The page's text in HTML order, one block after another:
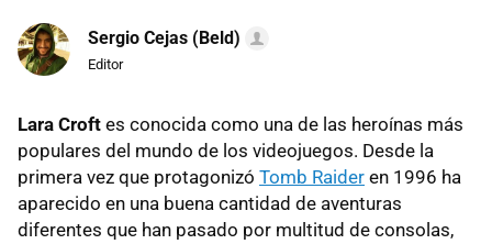
Sergio Cejas (Beld)
Editor
Lara Croft es conocida como una de las heroínas más
populares del mundo de los videojuegos. Desde la
primera vez que protagonizó Tomb Raider en 1996 ha
aparecido en una buena cantidad de aventuras
diferentes que han pasado por multitud de consolas,